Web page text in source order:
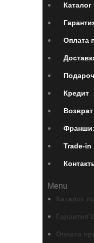
Оплата
Кредит
Trade-in
Menu
Каталог
Гарантия
Оплата